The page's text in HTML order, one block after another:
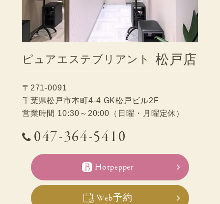
ピュアエステブリアント 松戸店
〒271-0091
千葉県松戸市本町4-4 GK松戸ビル2F
営業時間 10:30～20:00（日曜・月曜定休）
047-364-5410
Hotpepper
Web予約